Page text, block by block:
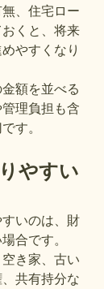
、住宅ロー
くと、将来
やすくなり
額を並べる
理負担も含
す。
やすい
いのは、財
合です。
き家、古い
共有持分な